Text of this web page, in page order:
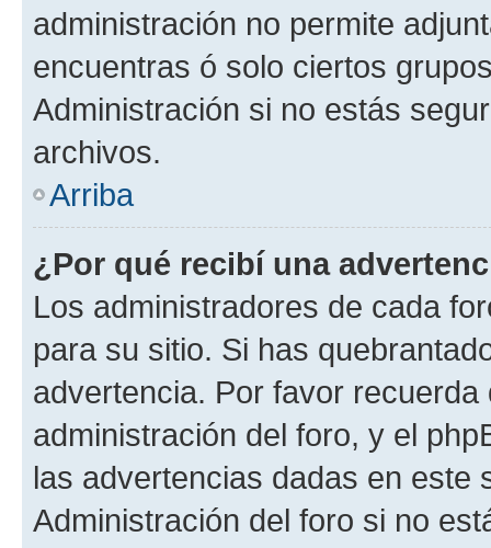
administración no permite
encuentras ó solo ciertos
Administración si no estás
archivos.
Arriba
¿Por qué recibí una
Los administradores de cada
para su sitio. Si has
advertencia. Por favor
administración del foro, y el
las advertencias dadas en este
Administración del foro si no